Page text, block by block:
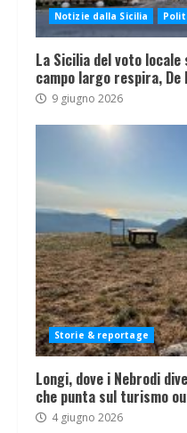
Notizie dalla Sicilia
La Sicilia del voto
campo largo respira,
9 giugno 2026
Storie & reportage
Longi, dove i Nebrodi
che punta sul turismo
4 giugno 2026